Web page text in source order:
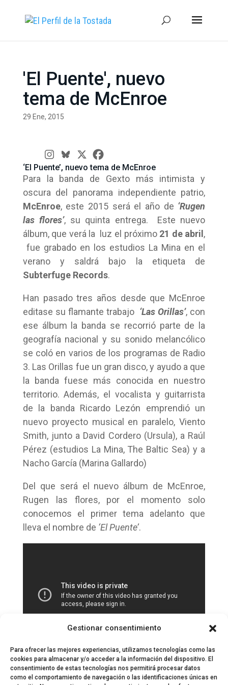
Gestionar consentimiento
Para ofrecer las mejores experiencias, utilizamos tecnologías como las
cookies para almacenar y/o acceder a la información del dispositivo. El
consentimiento de estas tecnologías nos permitirá procesar datos
como el comportamiento de navegación o las identificaciones únicas en
'El Puente', nuevo
tema de McEnroe
29 Ene, 2015
‘El Puente’, nuevo tema de McEnroe
Para la banda de Gexto más intimista y
oscura del panorama independiente patrio,
McEnroe, este 2015 será el año de ‘Rugen
las flores’, su quinta entrega. Este nuevo
álbum, que verá la luz el próximo 21 de abril ,
fue grabado en los estudios La Mina en el
verano y saldrá bajo la etiqueta de
Subterfuge Records.
Han pasado tres años desde que McEnroe
editase su flamante trabajo ‘Las Orillas’, con
ese álbum la banda se recorrió parte de la
geografía nacional y su sonido melancólico
se coló en varios de los programas de Radio
3. Las Orillas fue un gran disco, y ayudo a que
la banda fuese más conocida en nuestro
territorio. Además, el vocalista y guitarrista
de la banda Ricardo Lezón emprendió un
nuevo proyecto musical en paralelo, Viento
Smith, junto a David Cordero (Ursula), a Raúl
Pérez (estudios La Mina, The Baltic Sea) y a
Nacho García (Marina Gallardo)
Del que será el nuevo álbum de McEnroe,
Rugen las flores, por el momento solo
conocemos el primer tema adelanto que
lleva el nombre de ‘El Puente’.